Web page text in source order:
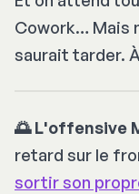
Cowork… Mais
saurait tarder.
🌅 L'offensive
retard sur le
sortir son